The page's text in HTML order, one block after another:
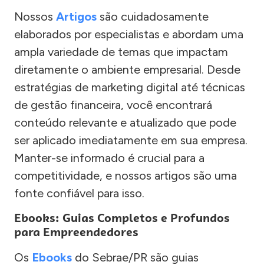
Nossos Artigos são cuidadosamente
elaborados por especialistas e abordam uma
ampla variedade de temas que impactam
diretamente o ambiente empresarial. Desde
estratégias de marketing digital até técnicas
de gestão financeira, você encontrará
conteúdo relevante e atualizado que pode
ser aplicado imediatamente em sua empresa.
Manter-se informado é crucial para a
competitividade, e nossos artigos são uma
fonte confiável para isso.
Ebooks: Guias Completos e Profundos
para Empreendedores
Os Ebooks do Sebrae/PR são guias